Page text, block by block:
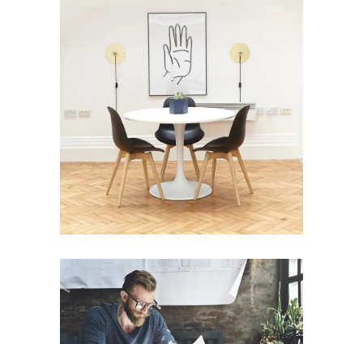
Nullam dictum felis eu pede mollis
pretium integer tinci.
Lorem ipsum dolor sit amet,